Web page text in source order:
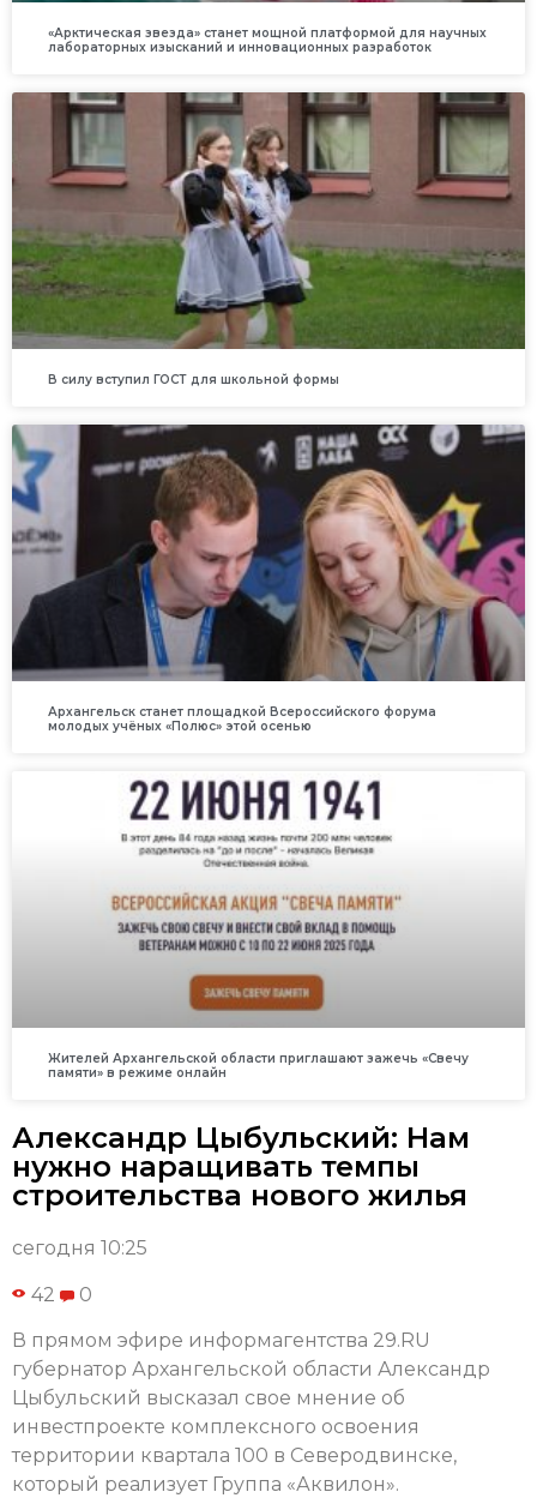
«Арктическая звезда» станет мощной платформой для научных
лабораторных изысканий и инновационных разработок
В силу вступил ГОСТ для школьной формы
Архангельск станет площадкой Всероссийского форума
молодых учёных «Полюс» этой осенью
Жителей Архангельской области приглашают зажечь «Свечу
памяти» в режиме онлайн
Александр Цыбульский: Нам
нужно наращивать темпы
строительства нового жилья
сегодня 10:25
42 0
В прямом эфире информагентства 29.RU
губернатор Архангельской области Александр
Цыбульский высказал свое мнение об
инвестпроекте комплексного освоения
территории квартала 100 в Северодвинске,
который реализует Группа «Аквилон».